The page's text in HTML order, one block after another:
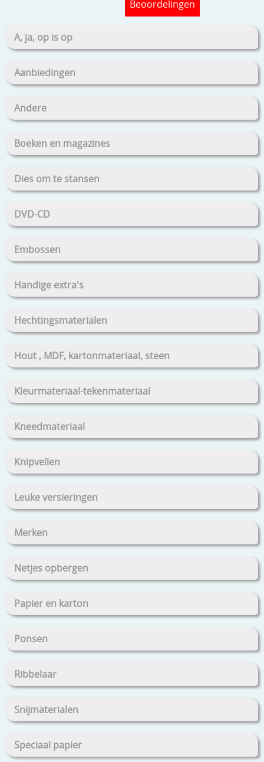
Beoordelingen
A, ja, op is op
Aanbiedingen
Andere
Boeken en magazines
Dies om te stansen
DVD-CD
Embossen
Handige extra's
Hechtingsmaterialen
Hout , MDF, kartonmateriaal, steen
Kleurmateriaal-tekenmateriaal
Kneedmateriaal
Knipvellen
Leuke versieringen
Merken
Netjes opbergen
Papier en karton
Ponsen
Ribbelaar
Snijmaterialen
Speciaal papier